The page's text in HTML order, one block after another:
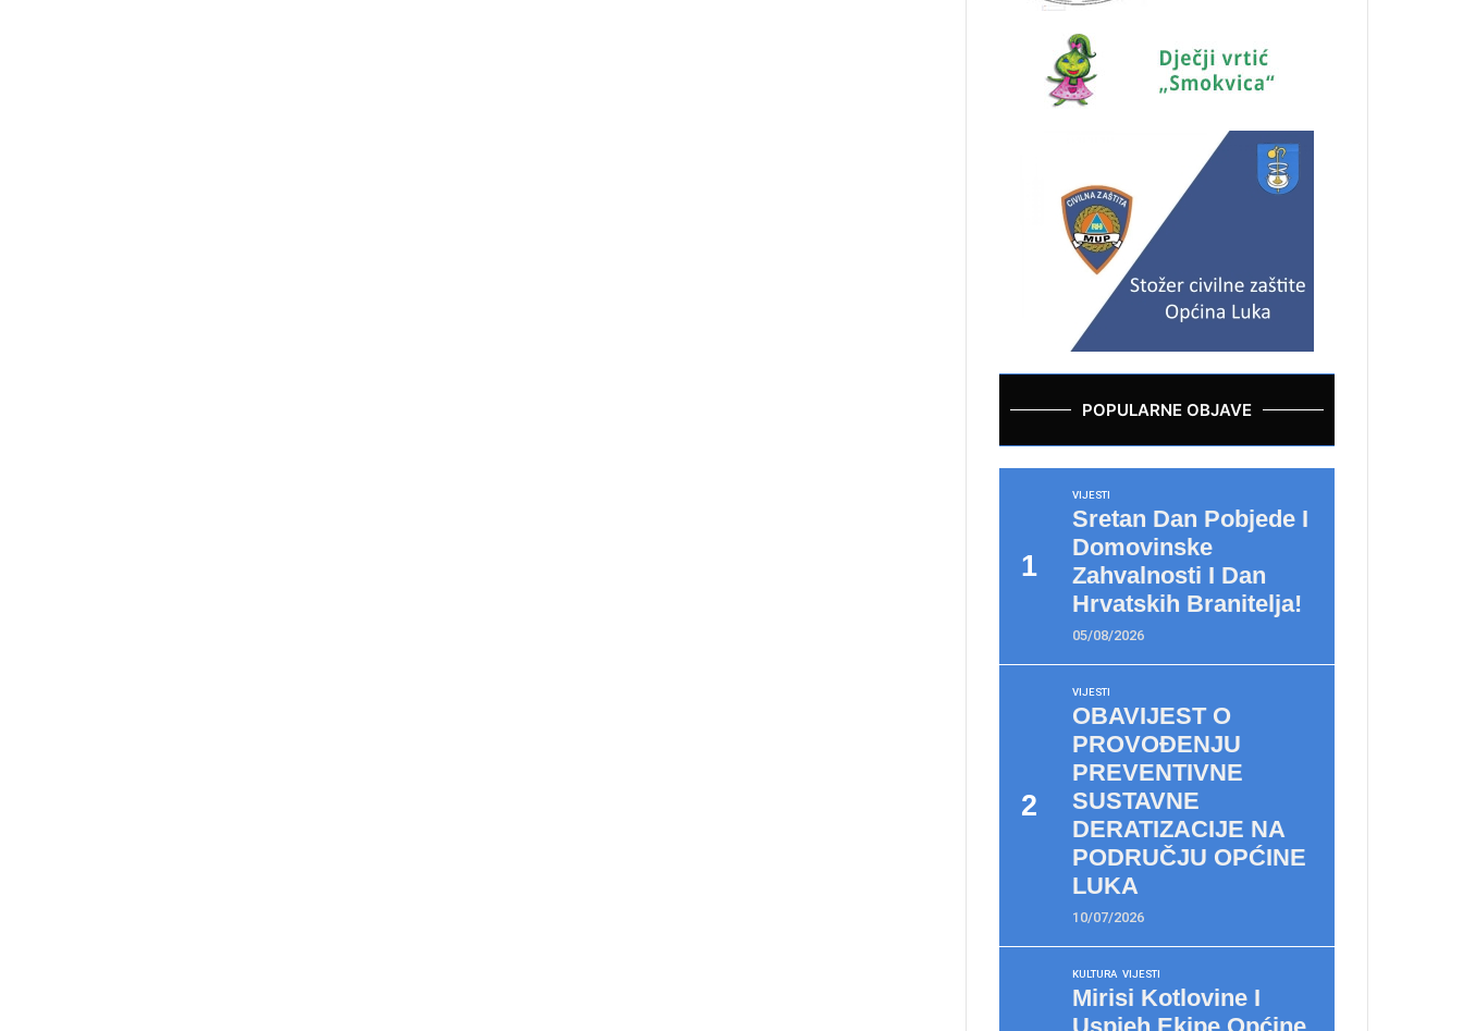
POPULARNE OBJAVE
VIJESTI
Sretan Dan Pobjede I
Domovinske
Zahvalnosti I Dan
Hrvatskih Branitelja!
05/08/2026
VIJESTI
OBAVIJEST O
PROVOĐENJU
PREVENTIVNE
SUSTAVNE
DERATIZACIJE NA
PODRUČJU OPĆINE
LUKA
10/07/2026
KULTURA VIJESTI
Mirisi Kotlovine I
Uspjeh Ekipe Općine